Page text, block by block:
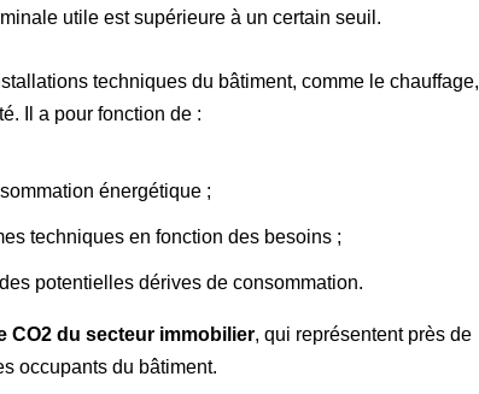
utile est supérieure à un certain seuil.
techniques du bâtiment, comme le chauffage,
Il a pour fonction de :
énergétique ;
techniques en fonction des besoins ;
potentielles dérives de consommation.
CO2 du secteur immobilier, qui représentent près de
occupants du bâtiment.